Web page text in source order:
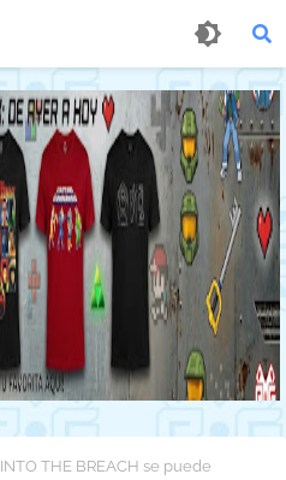
INTO THE BREACH se puede